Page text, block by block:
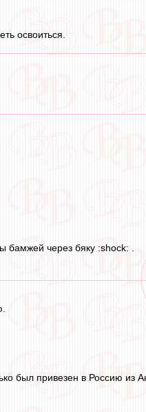
освоиться.
бамжей через бяку :shock: .
был привезен в Россию из